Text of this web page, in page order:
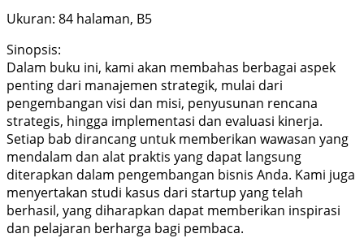
Ukuran: 84 halaman, B5
Sinopsis:
Dalam buku ini, kami akan membahas berbagai aspek
penting dari manajemen strategik, mulai dari
pengembangan visi dan misi, penyusunan rencana
strategis, hingga implementasi dan evaluasi kinerja.
Setiap bab dirancang untuk memberikan wawasan yang
mendalam dan alat praktis yang dapat langsung
diterapkan dalam pengembangan bisnis Anda. Kami juga
menyertakan studi kasus dari startup yang telah
berhasil, yang diharapkan dapat memberikan inspirasi
dan pelajaran berharga bagi pembaca.